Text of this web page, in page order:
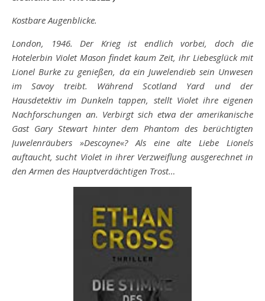
Kostbare Augenblicke.
London, 1946. Der Krieg ist endlich vorbei, doch die
Hotelerbin Violet Mason findet kaum Zeit, ihr Liebesglück mit
Lionel Burke zu genießen, da ein Juwelendieb sein Unwesen
im Savoy treibt. Während Scotland Yard und der
Hausdetektiv im Dunkeln tappen, stellt Violet ihre eigenen
Nachforschungen an. Verbirgt sich etwa der amerikanische
Gast Gary Stewart hinter dem Phantom des berüchtigten
Juwelenräubers »Descoyne«? Als eine alte Liebe Lionels
auftaucht, sucht Violet in ihrer Verzweiflung ausgerechnet in
den Armen des Hauptverdächtigen Trost…